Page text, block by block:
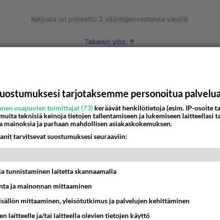
Ketjusta on poistettu 2 sääntöjenvastaista viestiä.
Takaisin ylös
ei mene hyvin
Kotimaiset julkkisjuorut
Aitolehden isäpuoli on tämä suosittu laulaja
voita reilusti, persut kumoavat demokratian Suomesta
Maailman menoa
tarjotaksemme personoitua
osapuolen toimittajat (73) keräävät henkilötietoja (esim. IP-osoite
teknisiä keinoja tietojen tallentamiseen ja lukemiseen laitteellasi
ja parhaan mahdollisen asiakaskokemuksen.
tarvitsevat suostumuksesi seuraaviin:
tunnistaminen laitetta skannaamalla
ja mainonnan mittaaminen
mittaaminen, yleisötutkimus ja palvelujen kehittäminen
laitteelle ja/tai laitteella olevien tietojen käyttö